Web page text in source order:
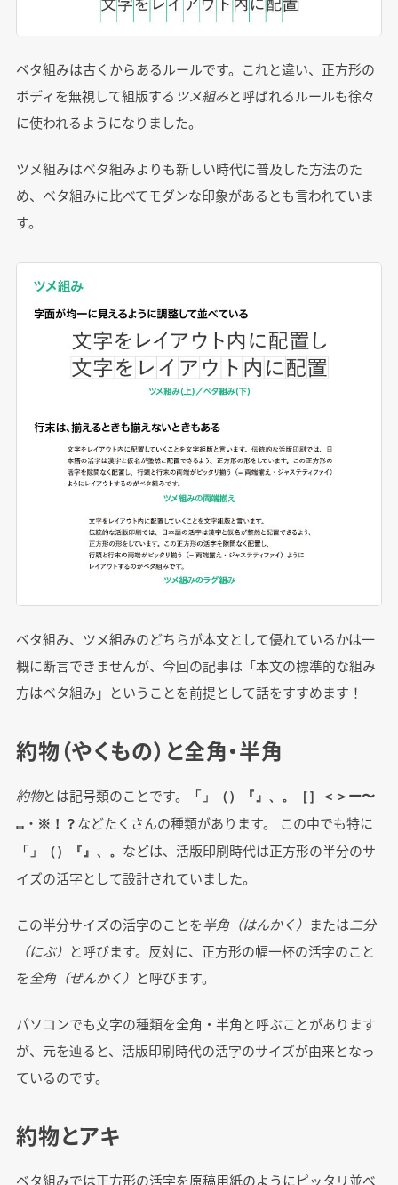
ベタ組みは古くからあるルールです。これと違い、正方形の
ボディを無視して組版する ツメ組みと呼ばれるルールも徐々
に使われるようになりました。
ツメ組みはベタ組みよりも新しい時代に普及した方法のた
め、ベタ組みに比べてモダンな印象があるとも言われていま
す。
ベタ組み、ツメ組みのどちらが本文として優れているかは一
概に断言できませんが、今回の記事は「本文の標準的な組み
方はベタ組み」ということを前提として話をすすめます！
約物 （やくもの） と全角・半角
約物とは記号類のことです。
「」（）『』、。［］＜＞ー〜
…・※！？ などたくさんの種類があります。 この中でも特に
「」（）『』、。 などは、活版印刷時代は正方形の半分のサ
イズの活字として設計されていました。
この半分サイズの活字のことを半角（はんかく） または二分
（にぶ） と呼びます。反対に、正方形の幅一杯の活字のこと
を全角（ぜんかく） と呼びます。
パソコンでも文字の種類を全角・半角と呼ぶことがあります
が、元を辿ると、活版印刷時代の活字のサイズが由来となっ
ているのです。
約物とアキ
ベタ組みでは正方形の活字を原稿用紙のようにピッタリ並べ